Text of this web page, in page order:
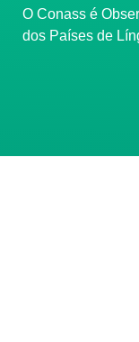
O Conass é Observador Consultivo da Comunidade
dos Países de